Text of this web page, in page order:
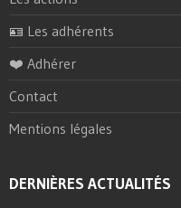
🪪 Les adhérents
❤️ Adhérer
Contact
Mentions légales
DERNIÈRES ACTUALITÉS